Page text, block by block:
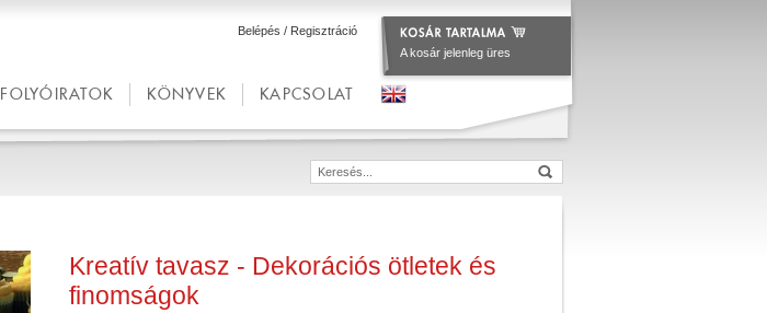
Belépés / Regisztráció
A kosár jelenleg üres
FOLYÓIRATOK KÖNYVEK KAPCSOLAT
Kreatív tavasz - Dekorációs ötletek és
finomságok